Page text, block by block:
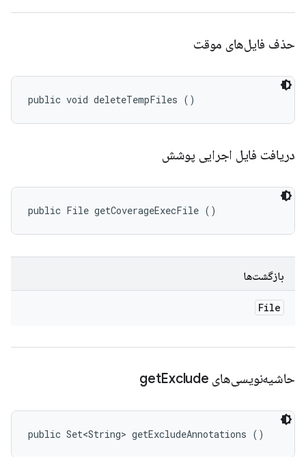
حذف فایل‌های موقت
public void deleteTempFiles ()
دریافت فایل اجرایی پوشش
public File getCoverageExecFile ()
بازگشت‌ها
File
حاشیه‌نویسی‌های get Exclude
public Set<String> getExcludeAnnotations ()